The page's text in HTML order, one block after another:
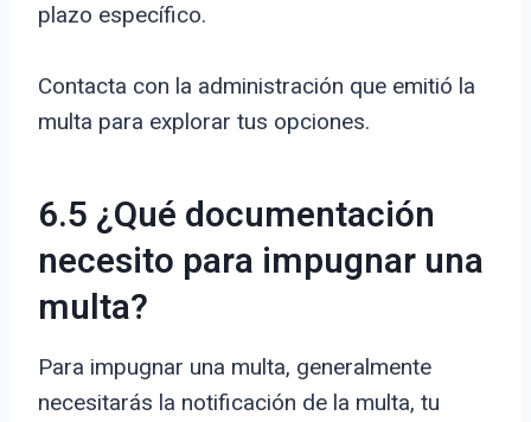
plazo específico.
Contacta con la administración que emitió la
multa para explorar tus opciones.
6.5 ¿Qué documentación
necesito para impugnar una
multa?
Para impugnar una multa, generalmente
necesitarás la notificación de la multa, tu